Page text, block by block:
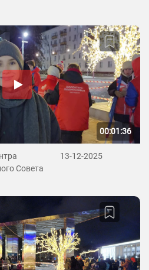
00:01:36
Совета
13-12-2025